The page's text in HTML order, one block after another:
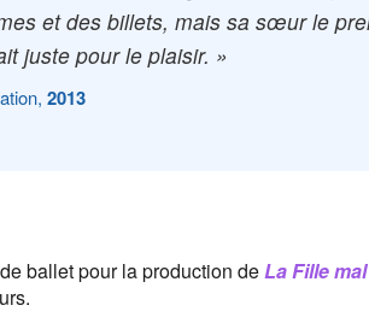
et des billets, mais sa sœur le
juste pour le plaisir. »
2013
ballet pour la production deLa Fille